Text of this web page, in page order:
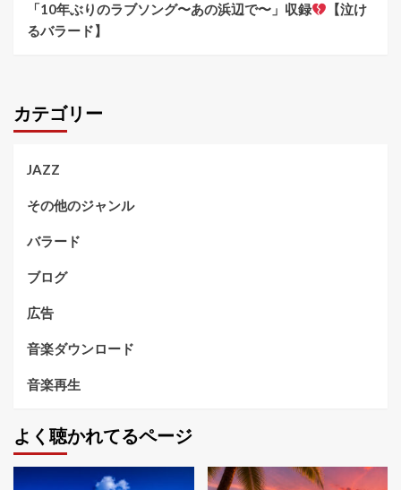
「10年ぶりのラブソング〜あの浜辺で〜」収録
【泣け
るバラード】
カテゴリー
JAZZ
その他のジャンル
バラード
ブログ
広告
音楽ダウンロード
音楽再生
よく聴かれてるページ